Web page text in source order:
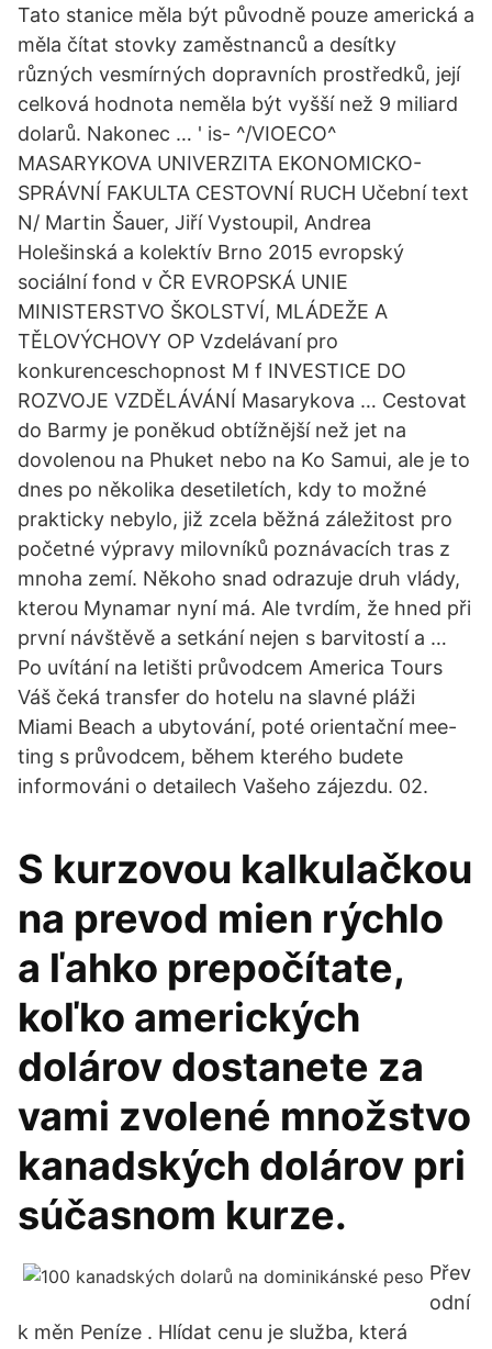
Tato stanice měla být původně pouze americká a
měla čítat stovky zaměstnanců a desítky
různých vesmírných dopravních prostředků, její
celková hodnota neměla být vyšší než 9 miliard
dolarů. Nakonec … ' is- ^/VIOECO^
MASARYKOVA UNIVERZITA EKONOMICKO-
SPRÁVNÍ FAKULTA CESTOVNÍ RUCH Učební text
N/ Martin Šauer, Jiří Vystoupil, Andrea
Holešinská a kolektív Brno 2015 evropský
sociální fond v ČR EVROPSKÁ UNIE
MINISTERSTVO ŠKOLSTVÍ, MLÁDEŽE A
TĚLOVÝCHOVY OP Vzdelávaní pro
konkurenceschopnost M f INVESTICE DO
ROZVOJE VZDĚLÁVÁNÍ Masarykova … Cestovat
do Barmy je poněkud obtížnější než jet na
dovolenou na Phuket nebo na Ko Samui, ale je to
dnes po několika desetiletích, kdy to možné
prakticky nebylo, již zcela běžná záležitost pro
početné výpravy milovníků poznávacích tras z
mnoha zemí. Někoho snad odrazuje druh vlády,
kterou Mynamar nyní má. Ale tvrdím, že hned při
první návštěvě a setkání nejen s barvitostí a …
Po uvítání na letišti průvodcem America Tours
Váš čeká transfer do hotelu na slavné pláži
Miami Beach a ubytování, poté orientační mee-
ting s průvodcem, během kterého budete
informováni o detailech Vašeho zájezdu. 02.
S kurzovou kalkulačkou
na prevod mien rýchlo
a ľahko prepočítate,
koľko amerických
dolárov dostanete za
vami zvolené množstvo
kanadských dolárov pri
súčasnom kurze.
Přev
odní
k měn Peníze . Hlídat cenu je služba, která